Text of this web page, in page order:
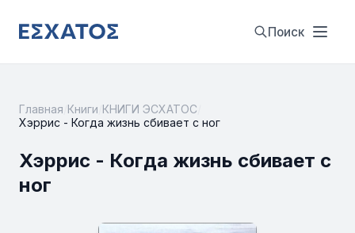
Поиск
Главная Книги КНИГИ ЭСХАТОС
Хэррис - Когда жизнь сбивает с ног
Хэррис - Когда жизнь сбивает с
ног